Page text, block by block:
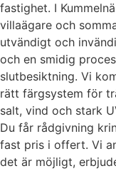
fastighet. I
villaägare och
utvändigt och
och en smidig
slutbesiktning. Vi
rätt färgsystem för
salt, vind och stark
Du får rådgivning
fast pris i offert. Vi
det är möjligt,